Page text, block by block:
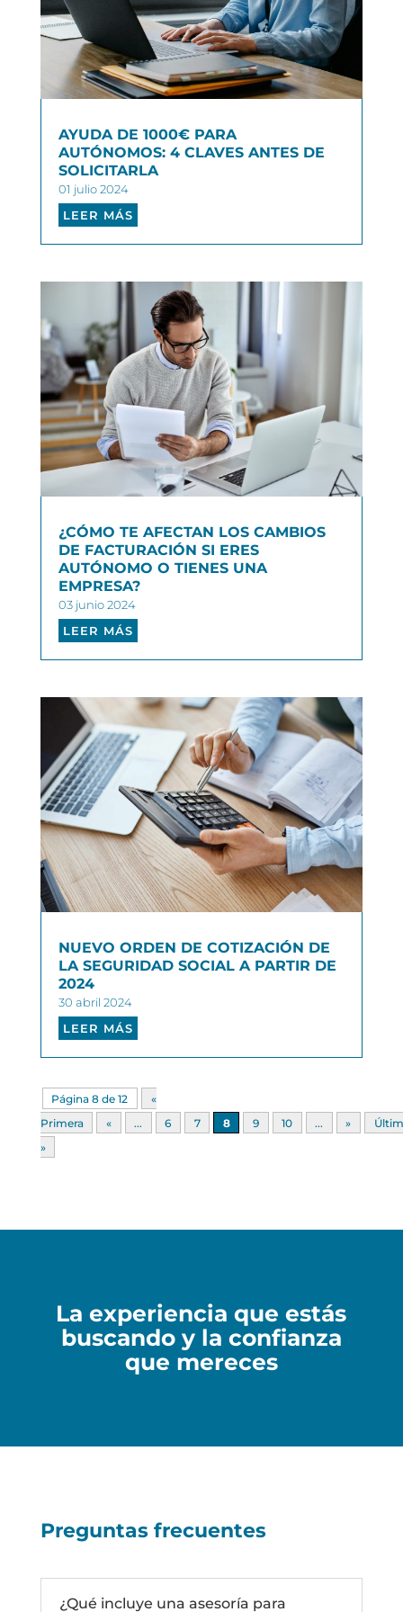
AYUDA DE 1000€ PARA
AUTÓNOMOS: 4 CLAVES ANTES DE
SOLICITARLA
01 julio 2024
LEER MÁS
¿CÓMO TE AFECTAN LOS CAMBIOS
DE FACTURACIÓN SI ERES
AUTÓNOMO O TIENES UNA
EMPRESA?
03 junio 2024
LEER MÁS
NUEVO ORDEN DE COTIZACIÓN DE
LA SEGURIDAD SOCIAL A PARTIR DE
2024
30 abril 2024
LEER MÁS
Página 8 de 12
«
Primera
« ... 6 7 8 9 10 ... »
»
La experiencia que estás
buscando y la confianza
que mereces
Preguntas frecuentes
¿Qué incluye una asesoría para